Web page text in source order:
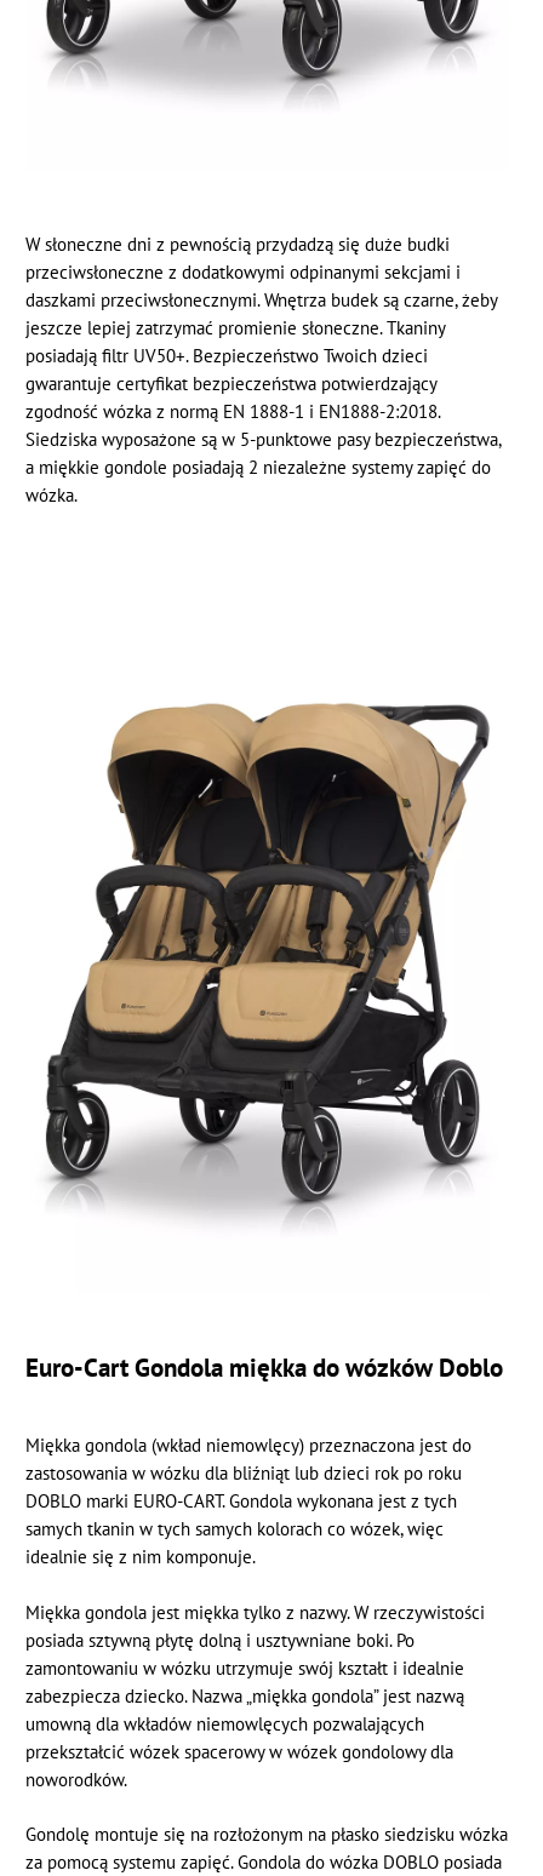
W słoneczne dni z pewnością przydadzą się duże budki
przeciwsłoneczne z dodatkowymi odpinanymi sekcjami i
daszkami przeciwsłonecznymi. Wnętrza budek są czarne, żeby
jeszcze lepiej zatrzymać promienie słoneczne. Tkaniny
posiadają filtr UV50+. Bezpieczeństwo Twoich dzieci
gwarantuje certyfikat bezpieczeństwa potwierdzający
zgodność wózka z normą EN 1888-1 i EN1888-2:2018.
Siedziska wyposażone są w 5-punktowe pasy bezpieczeństwa,
a miękkie gondole posiadają 2 niezależne systemy zapięć do
wózka.
Euro-Cart Gondola miękka do wózków Doblo
Miękka gondola (wkład niemowlęcy) przeznaczona jest do
zastosowania w wózku dla bliźniąt lub dzieci rok po roku
DOBLO marki EURO-CART. Gondola wykonana jest z tych
samych tkanin w tych samych kolorach co wózek, więc
idealnie się z nim komponuje.
Miękka gondola jest miękka tylko z nazwy. W rzeczywistości
posiada sztywną płytę dolną i usztywniane boki. Po
zamontowaniu w wózku utrzymuje swój kształt i idealnie
zabezpiecza dziecko. Nazwa „miękka gondola” jest nazwą
umowną dla wkładów niemowlęcych pozwalających
przekształcić wózek spacerowy w wózek gondolowy dla
noworodków.
Gondolę montuje się na rozłożonym na płasko siedzisku wózka
za pomocą systemu zapięć. Gondola do wózka DOBLO posiada